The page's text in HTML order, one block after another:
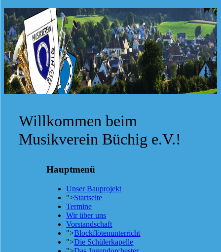
Willkommen beim
Musikverein Büchig e.V.!
Hauptmenü
Unser Bauprojekt
">Startseite
Termine
Wir über uns
Vorstandschaft
">Blockflötenunterricht
">Die Schülerkapelle